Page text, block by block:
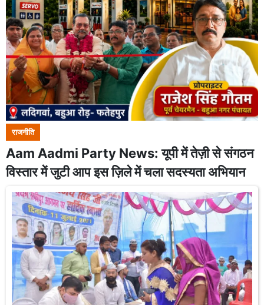
राजनीति
Aam Aadmi Party News: यूपी में तेज़ी से संगठन
विस्तार में जुटी आप इस ज़िले में चला सदस्यता अभियान